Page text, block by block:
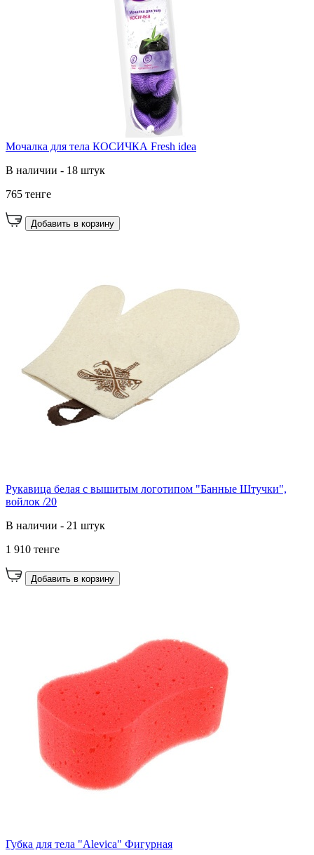
Мочалка для тела КОСИЧКА Fresh idea
В наличии - 18 штук
765 тенге
Добавить в корзину
Рукавица белая с вышитым логотипом "Банные Штучки",
войлок /20
В наличии - 21 штук
1 910 тенге
Добавить в корзину
Губка для тела "Alevica" Фигурная